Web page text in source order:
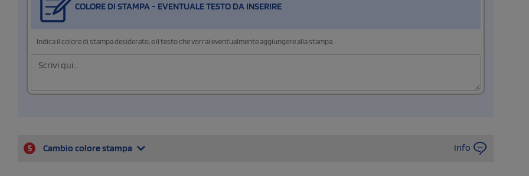
COLORE DI STAMPA - EVENTUALE TESTO DA INSERIRE
Indica il colore di stampa desiderato, e il testo che vorrai eventualmente aggiungere alla stampa.
5 Cambio colore stampa Info